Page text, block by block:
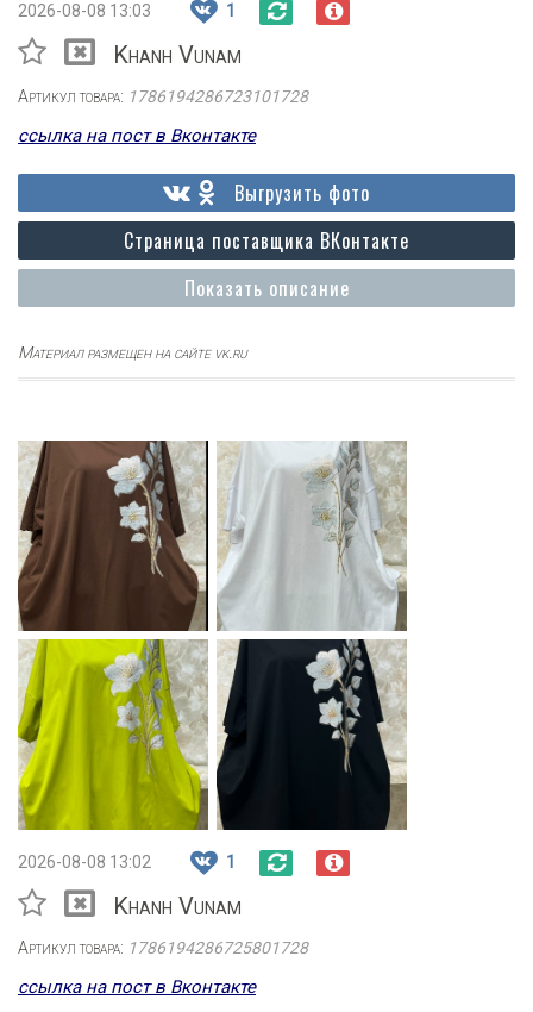
2026-08-08 13:03 1
Khanh Vunam
Артикул товара: 1786194286723101728
ссылка на пост в Вконтакте
Показать описание
Страница поставщика ВКонтакте
Выгрузить фото
Материал размещен на сайте vk.ru
2026-08-08 13:02 1
Khanh Vunam
Артикул товара: 1786194286725801728
ссылка на пост в Вконтакте